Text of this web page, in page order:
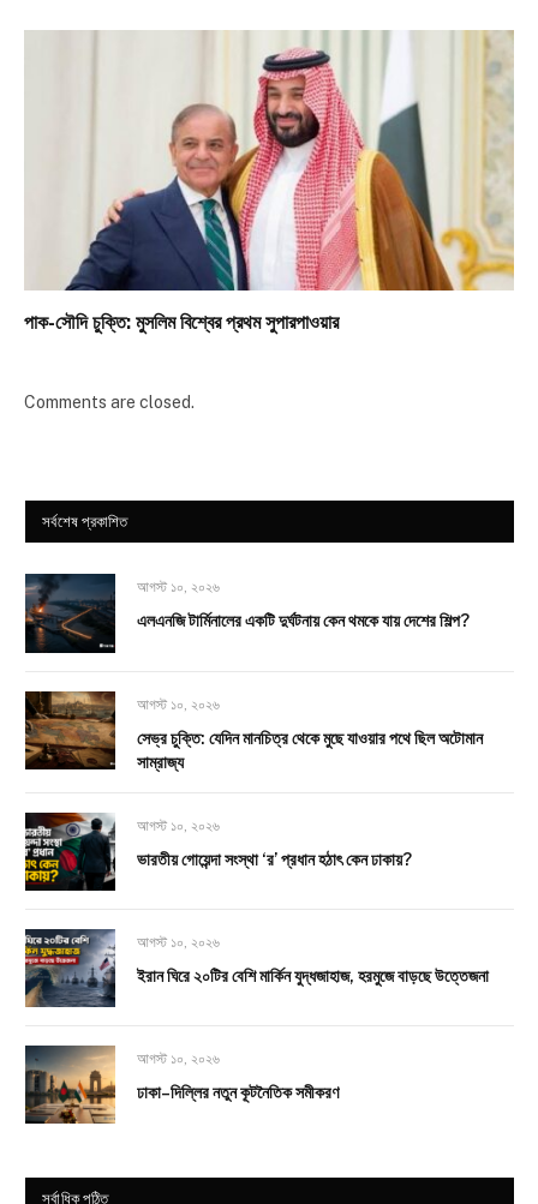
পাক-সৌদি চুক্তি: মুসলিম বিশ্বের প্রথম সুপারপাওয়ার
Comments are closed.
সর্বশেষ প্রকাশিত
আগস্ট ১০, ২০২৬
এলএনজি টার্মিনালের একটি দুর্ঘটনায় কেন থমকে যায় দেশের শিল্প?
আগস্ট ১০, ২০২৬
সেভ্র চুক্তি: যেদিন মানচিত্র থেকে মুছে যাওয়ার পথে ছিল অটোমান
সাম্রাজ্য
আগস্ট ১০, ২০২৬
ভারতীয় গোয়েন্দা সংস্থা ‘র’ প্রধান হঠাৎ কেন ঢাকায়?
আগস্ট ১০, ২০২৬
ইরান ঘিরে ২০টির বেশি মার্কিন যুদ্ধজাহাজ, হরমুজে বাড়ছে উত্তেজনা
আগস্ট ১০, ২০২৬
ঢাকা–দিল্লির নতুন কূটনৈতিক সমীকরণ
সর্বাধিক পঠিত